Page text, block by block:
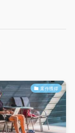
案件獲得